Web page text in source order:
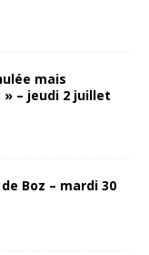
mais
– jeudi 2 juillet
Boz – mardi 30